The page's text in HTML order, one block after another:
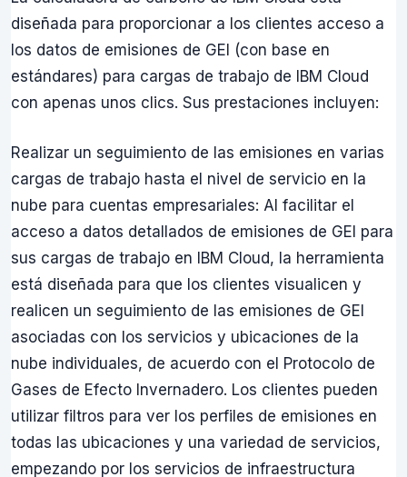
diseñada para proporcionar a los clientes acceso a
los datos de emisiones de GEI (con base en
estándares) para cargas de trabajo de IBM Cloud
con apenas unos clics. Sus prestaciones incluyen:
Realizar un seguimiento de las emisiones en varias
cargas de trabajo hasta el nivel de servicio en la
nube para cuentas empresariales: Al facilitar el
acceso a datos detallados de emisiones de GEI para
sus cargas de trabajo en IBM Cloud, la herramienta
está diseñada para que los clientes visualicen y
realicen un seguimiento de las emisiones de GEI
asociadas con los servicios y ubicaciones de la
nube individuales, de acuerdo con el Protocolo de
Gases de Efecto Invernadero. Los clientes pueden
utilizar filtros para ver los perfiles de emisiones en
todas las ubicaciones y una variedad de servicios,
empezando por los servicios de infraestructura